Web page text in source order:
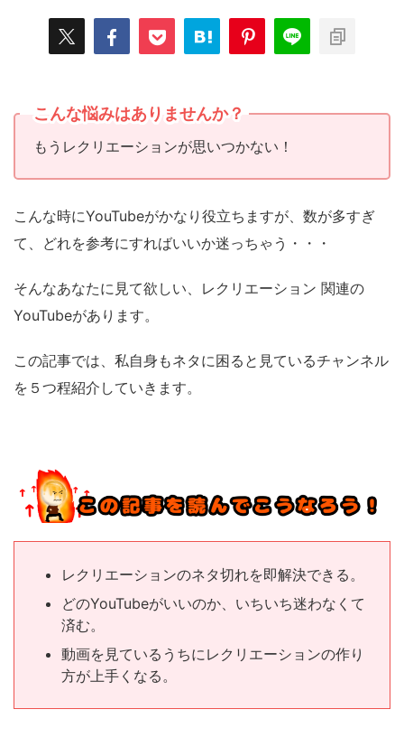
こんな悩みはありませんか？
もうレクリエーションが思いつかない！
こんな時にYouTubeがかなり役立ちますが、数が多すぎ
て、どれを参考にすればいいか迷っちゃう・・・
そんなあなたに見て欲しい、レクリエーション 関連の
YouTubeがあります。
この記事では、私自身もネタに困ると見ているチャンネル
を５つ程紹介していきます。
レクリエーションのネタ切れを即解決できる。
どのYouTubeがいいのか、いちいち迷わなくて
済む。
動画を見ているうちにレクリエーションの作り
方が上手くなる。